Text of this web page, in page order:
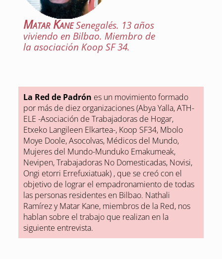
Matar KaneSenegalés. 13 años
viviendo en Bilbao. Miembro de
la asociación Koop SF 34.
La Red de Padrón es un movimiento formado
por más de diez organizaciones (Abya Yalla, ATH-
ELE -Asociación de Trabajadoras de Hogar,
Etxeko Langileen Elkartea-, Koop SF34, Mbolo
Moye Doole, Asocolvas, Médicos del Mundo,
Mujeres del Mundo-Munduko Emakumeak,
Nevipen, Trabajadoras No Domesticadas, Novisi,
Ongi etorri Errefuxiatuak) , que se creó con el
objetivo de lograr el empadronamiento de todas
las personas residentes en Bilbao. Nathali
Ramírez y Matar Kane, miembros de la Red, nos
hablan sobre el trabajo que realizan en la
siguiente entrevista.